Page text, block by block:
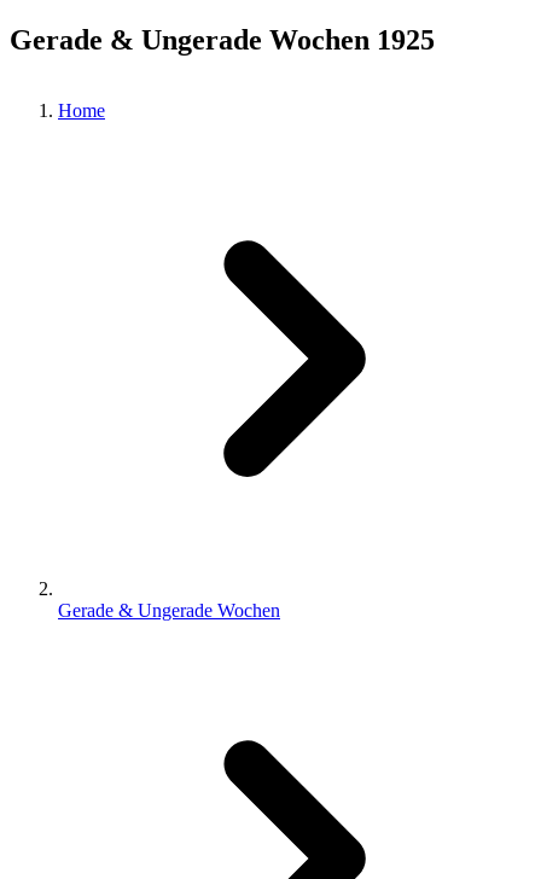
Gerade & Ungerade Wochen 1925
Home
Gerade & Ungerade Wochen